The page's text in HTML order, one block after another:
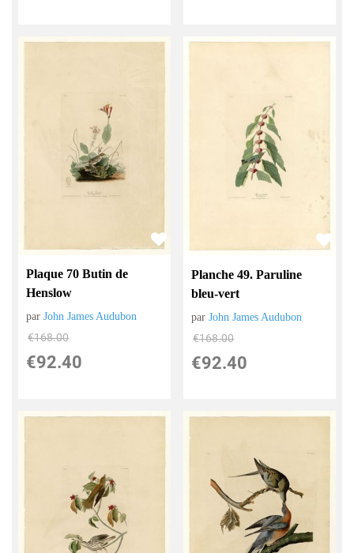
Plaque 70 Butin de
Henslow
parJohn James Audubon
€168.00
€92.40
Planche 49. Paruline
bleu-vert
parJohn James Audubon
€168.00
€92.40